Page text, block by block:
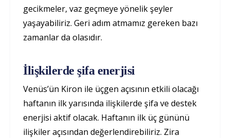
gecikmeler, vaz geçmeye yönelik şeyler
yaşayabiliriz. Geri adım atmamız gereken bazı
zamanlar da olasıdır.
İlişkilerde şifa enerjisi
Venüs’ün Kiron ile üçgen açısının etkili olacağı
haftanın ilk yarısında ilişkilerde şifa ve destek
enerjisi aktif olacak. Haftanın ilk üç gününü
ilişkiler açısından değerlendirebiliriz. Zira